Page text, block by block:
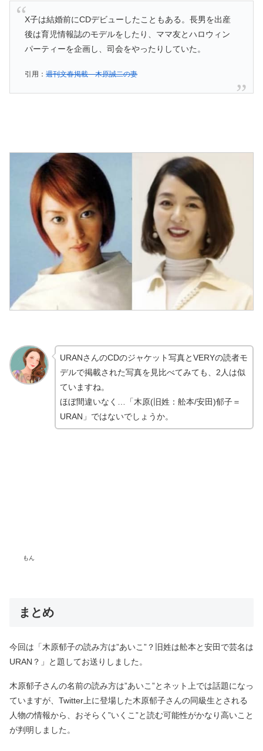
X子は結婚前にCDデビューしたこともある。長男を出産
後は育児情報誌のモデルをしたり、ママ友とハロウィン
パーティーを企画し、司会をやったりしていた。
引用：週刊文春掲載 木原誠二の妻
もん
URANさんのCDのジャケット写真とVERYの読者モ
デルで掲載された写真を見比べてみても、2人は似
ていますね。
ほぼ間違いなく…「木原(旧姓：舩本/安田)郁子＝
URAN」ではないでしょうか。
まとめ
今回は「木原郁子の読み方は”あいこ”？旧姓は舩本と安田で芸名は
URAN？」と題してお送りしました。
木原郁子さんの名前の読み方は”あいこ”とネット上では話題になっ
ていますが、Twitter上に登場した木原郁子さんの同級生とされる
人物の情報から、おそらく”いくこ”と読む可能性がかなり高いこと
が判明しました。